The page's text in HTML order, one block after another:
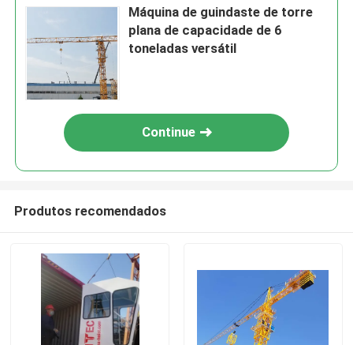
Máquina de guindaste de torre
plana de capacidade de 6
toneladas versátil
Continue
Produtos recomendados